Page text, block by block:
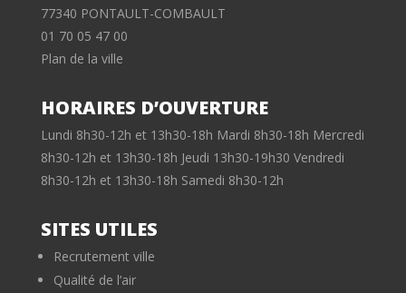
77340 PONTAULT-COMBAULT
01 70 05 47 00
Plan de la ville
HORAIRES D’OUVERTURE
Lundi 8h30-12h et 13h30-18h Mardi 8h30-18h Mercredi
8h30-12h et 13h30-18h Jeudi 13h30-19h30 Vendredi
8h30-12h et 13h30-18h Samedi 8h30-12h
SITES UTILES
Recrutement ville
Qualité de l’air